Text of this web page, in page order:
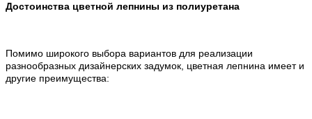
Достоинства цветной лепнины из полиуретана
Помимо широкого выбора вариантов для реализации
разнообразных дизайнерских задумок, цветная лепнина имеет и
другие преимущества: